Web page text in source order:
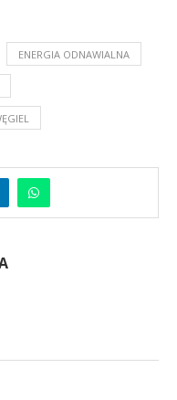
ENERGIA ODNAWIALNA